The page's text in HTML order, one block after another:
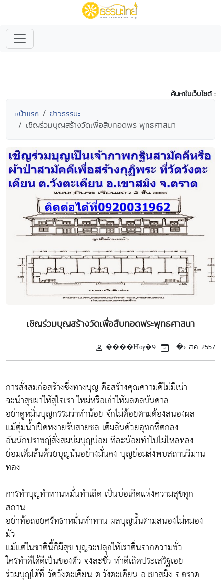
ค้นหาในเว็บไซต์ :
หน้าแรก ข่าวธรรมะ
เชิญร่วมบุญสร้างวัดเพื่อสืบทอดพระพุทธศาสนา
เชิญร่วมบุญสร้างวัดเพื่อสืบทอดพระพุทธศาสนา
����Ҥѹ�ء� 9 ส.ค. 2557
การสั่งสมก่อสร้างซึ่งทางบุญ คือสร้างคุณความดีไม่มีเน่า
จะนำสุขมาให้สู่ใจเรา ใหม่หรือเก่าให้ผลดลบันดาล
อย่าดูหมิ่นบุญกรรมว่าทำน้อย จักไม่ต้อยตามต้องสนองผล
แม้ตุ่มน้ำเปิดหงายรับสายชล เต็มล้นด้วยอุทกที่ตกลง
อันนักปราชญ์สั่งสมบ่มบุญบ่อย ทีละน้อยทำไปไม่ไหลหลง
ย่อมเต็มล้นด้วยบุญนั่นอย่างมั่นคง บุญย่อมส่งพบสถานวิมาน
ทอง
การทำบุญทำทานหมั่นทำเถิด เป็นบ่อเกิดแห่งความสุขทุก
สถาน
อย่าท้อถอยศรัทธาหมั่นทำทาน ผลบุญนั้นตามสนองไม่หมอง
มัว
แม้แต่ในชาตินี้ก็มีสุข บุญจะปลุกให้เราตื่นจากความชั่ว
ใครทำดีได้ดีเป็นของตัว จงละชั่ว ทำดีเถิดประเสริฐเอย
ร่วมบุญได้ที่ วัดวังตะเคียน ต.วังตะเคียน อ.เขาสมิง จ.ตราด